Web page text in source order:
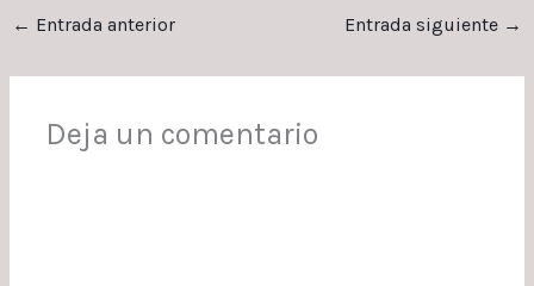
← Entrada anterior Entrada siguiente →
Deja un comentario